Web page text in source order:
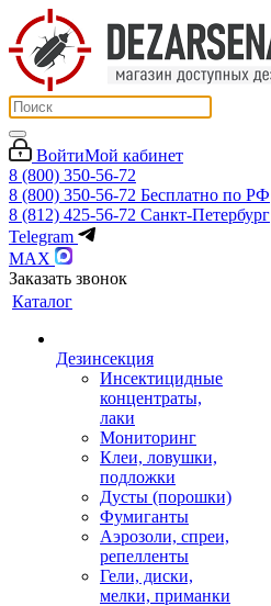
ВойтиМой кабинет
8 (800) 350-56-72
8 (800) 350-56-72 Бесплатно по РФ
8 (812) 425-56-72 Санкт-Петербург
Telegram
MAX
Заказать звонок
Каталог
Дезинсекция
Инсектицидные
концентраты,
лаки
Мониторинг
Клеи, ловушки,
подложки
Дусты (порошки)
Фумиганты
Аэрозоли, спреи,
репелленты
Гели, диски,
мелки, приманки